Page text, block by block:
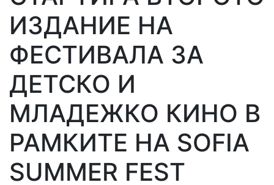
ИЗДАНИЕ НА
ФЕСТИВАЛА ЗА
ДЕТСКО И
МЛАДЕЖКО КИНО В
РАМКИТЕ НА SOFIA
SUMMER FEST